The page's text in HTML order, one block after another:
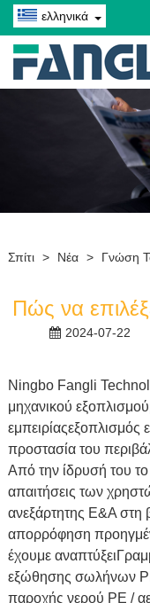
ελληνικά
Σπίτι > Νέα > Γνώση
Πώς να
2024-07-22
Ningbo Fangli
μηχανικού εξοπλισμού
εμπειρίαςεξοπλισμός
προστασία του
Από την ίδρυσή του το
απαιτήσεις των
ανεξάρτητης Ε&Α στη
απορρόφηση
έχουμε αναπτύξει
εξώθησης σωλήνων
παροχής νερού PE /